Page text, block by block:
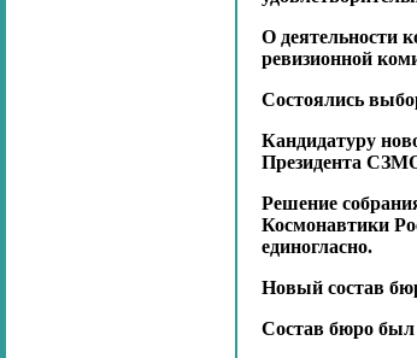
О деятельности
ревизионной
Состоялись
Кандидатуру
Президента
Решение
Космонавтики
единогласно.
Новый состав
Состав бюро был